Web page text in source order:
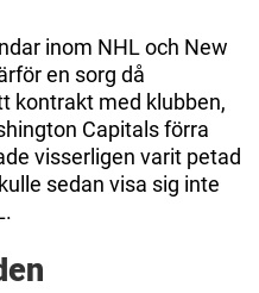
inom NHL och New
en sorg då
kontrakt med klubben,
Capitals förra
visserligen varit petad
sedan visa sig inte